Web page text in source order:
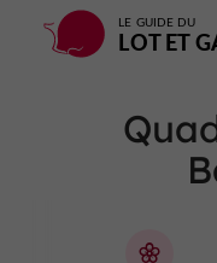
LE GUIDE DU
LOT ET